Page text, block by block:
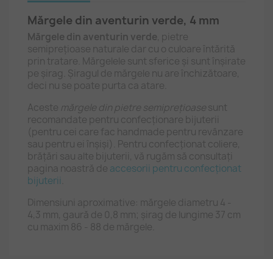
Mărgele din aventurin verde, 4 mm
Mărgele din aventurin verde, pietre
semiprețioase naturale dar cu o culoare întărită
prin tratare. Mărgelele sunt sferice și sunt înșirate
pe șirag. Șiragul de mărgele nu are închizătoare,
deci nu se poate purta ca atare.
Aceste mărgele din pietre semiprețioasesunt
recomandate pentru confecționare bijuterii
(pentru cei care fac handmade pentru revânzare
sau pentru ei înșiși). Pentru confecționat coliere,
brățări sau alte bijuterii, vă rugăm să consultați
pagina noastră de accesorii pentru confecționat
bijuterii
Dimensiuni aproximative: mărgele diametru 4 -
4,3 mm, gaură de 0,8 mm; șirag de lungime 37 cm
cu maxim 86 - 88 de mărgele.